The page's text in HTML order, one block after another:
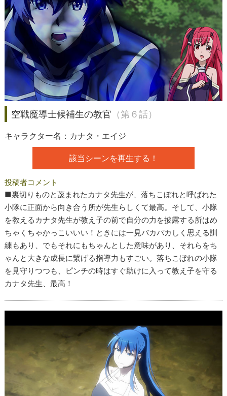
空戦魔導士候補生の教官 （第６話）
キャラクター名：カナタ・エイジ
該当シーンを再生する！
投稿者コメント
■裏切りものと蔑まれたカナタ先生が、落ちこぼれと呼ばれた
小隊に正面から向き合う所が先生らしくて最高。そして、小隊
を教えるカナタ先生が教え子の前で自分の力を披露する所はめ
ちゃくちゃかっこいいい！ときには一見バカバカしく思える訓
練もあり、でもそれにもちゃんとした意味があり、それらをち
ゃんと大きな成長に繋げる指導力もすごい。落ちこぼれの小隊
を見守りつつも、ピンチの時はすぐ助けに入って教え子を守る
カナタ先生、最高！